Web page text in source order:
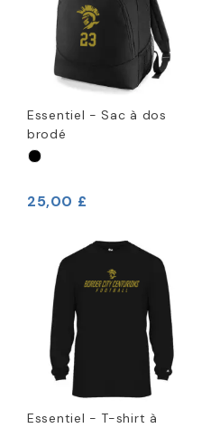
Essentiel - Sac à dos
brodé
25,00 £
Essentiel - T-shirt à